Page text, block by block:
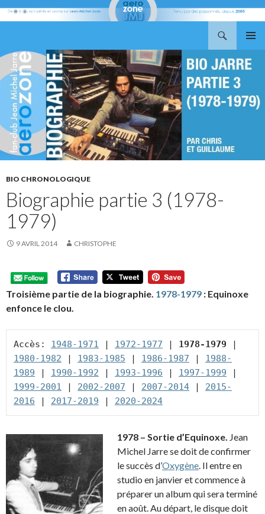
AU
CONTENU
BIO CHRONOLOGIQUE
Biographie partie 3 (1978-
1979)
9 AVRIL 2014 CHRISTOPHE
Troisième partie de la biographie. 1978-1979 : Equinoxe
enfonce le clou.
Accès: 1948-1971 | 1972-1977 | 1978-1979
1980-1982 | 1983-1985 | 1986-1987 | 1988-
1989 | 1990-1992 | 1993-1996 | 1997-1999
1999-2001 | 2002-2007 | 2007-2014 | 2015-
2016 | 2017-2019 | 2020-2024
1978 – Sortie d’Equinoxe. Jean
Michel Jarre se doit de confirmer
le succès d’Oxygène. Il entre en
studio en janvier et commence à
préparer un album qui sera terminé
en août. Au départ, le disque doit